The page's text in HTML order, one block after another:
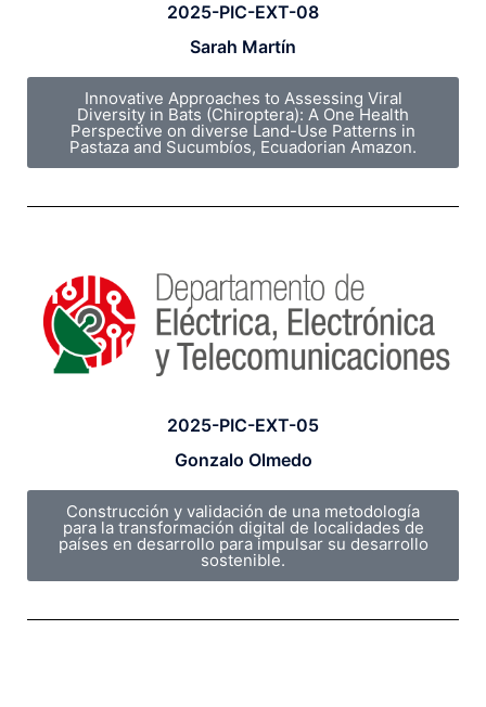
2025-PIC-EXT-08
Sarah Martín
Innovative Approaches to Assessing Viral
Diversity in Bats (Chiroptera): A One Health
Perspective on diverse Land-Use Patterns in
Pastaza and Sucumbíos, Ecuadorian Amazon.
2025-PIC-EXT-05
Gonzalo Olmedo
Construcción y validación de una metodología
para la transformación digital de localidades de
países en desarrollo para impulsar su desarrollo
sostenible.